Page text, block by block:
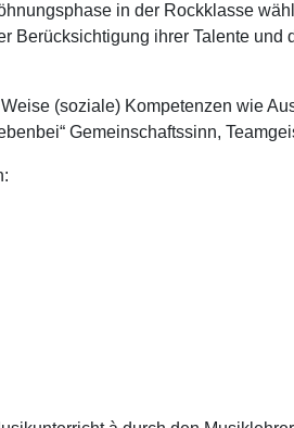
in der Rockklasse
Berücksichtigung ihrer Talente
(soziale) Kompetenzen wie
Gemeinschaftssinn,